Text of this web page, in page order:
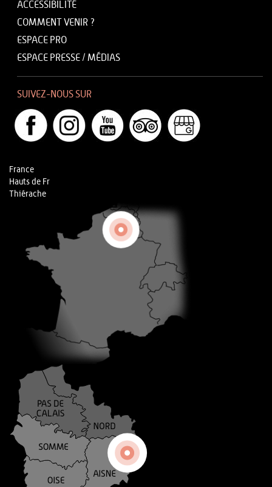
ACCESSIBILITÉ
COMMENT VENIR ?
ESPACE PRO
ESPACE PRESSE / MÉDIAS
SUIVEZ-NOUS SUR
France
Hauts de Fr
Thiérache